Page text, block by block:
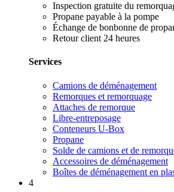
Inspection gratuite du
Propane payable à la pompe
Échange de bonbonne de
Retour client 24 heures
Services
Camions de déménagement
Remorques et remorquage
Attaches de remorque
Libre-entreposage
Conteneurs U-Box
Propane
Solde de camions et de
Accessoires de déménagement
Boîtes de déménagement en
4